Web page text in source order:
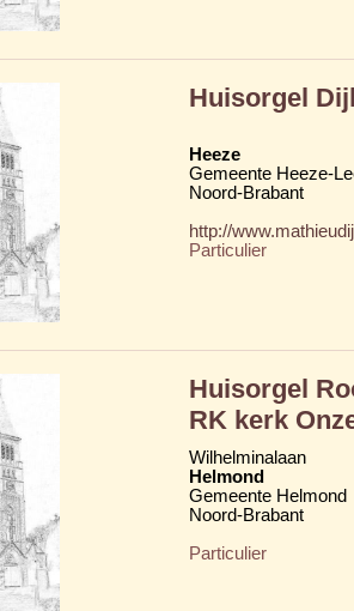
Huisorgel
Heeze
Gemeente Heeze-
Noord-Brabant
http://
Particulier
Huisorgel
RK kerk
Wilhelminalaan
Helmond
Gemeente Helmond
Noord-Brabant
Particulier